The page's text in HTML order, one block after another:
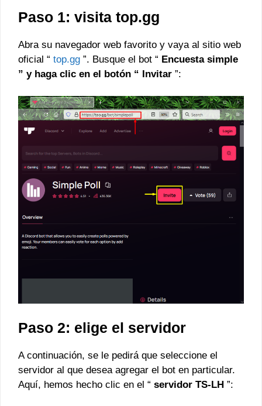
Paso 1: visita top.gg
Abra su navegador web favorito y vaya al sitio web
oficial “ top.gg ”. Busque el bot “ Encuesta simple
” y haga clic en el botón “ Invitar ”:
Paso 2: elige el servidor
A continuación, se le pedirá que seleccione el
servidor al que desea agregar el bot en particular.
Aquí, hemos hecho clic en el “ servidor TS-LH ”: